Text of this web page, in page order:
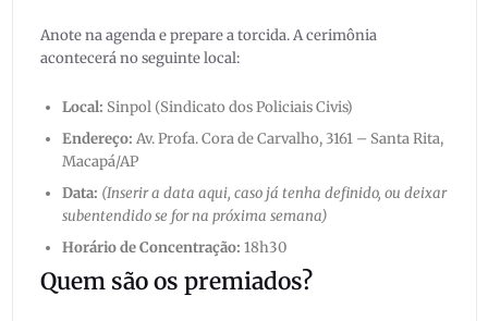
Anote na agenda e prepare a torcida. A cerimônia
acontecerá no seguinte local:
Local: Sinpol (Sindicato dos Policiais Civis)
Endereço: Av. Profa. Cora de Carvalho, 3161 – Santa Rita,
Macapá/AP
Data: (Inserir a data aqui, caso já tenha definido, ou deixar
subentendido se for na próxima semana)
Horário de Concentração: 18h30
Quem são os premiados?